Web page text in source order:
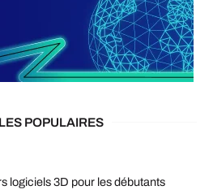
POPULAIRES
logiciels 3D pour les débutants